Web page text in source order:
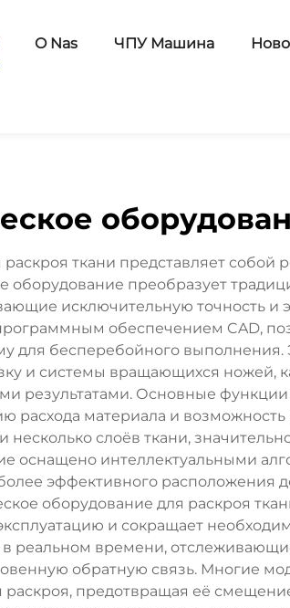
O Nas ЧПУ Машина
раскроя ткани представляет
оборудование преобразует
исключительную точность и
обеспечением CAD,
для бесперебойного
и системы вращающихся ножей,
результатами. Основные
расхода материала и
слоёв ткани,
оснащено интеллектуальными
эффективного расположения
оборудование для раскроя
и сокращает
в реальном времени,
обратную связь. Многие
предотвращая её